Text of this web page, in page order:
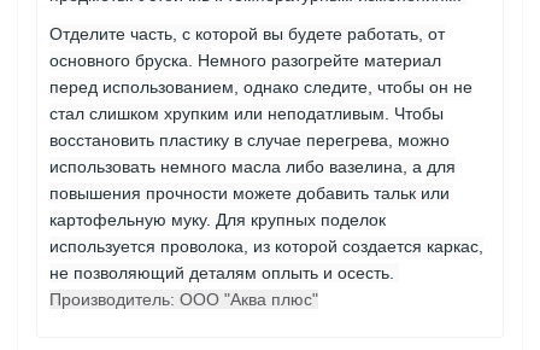
Отделите часть, с которой вы будете работать, от
основного бруска. Немного разогрейте материал
перед использованием, однако следите, чтобы он не
стал слишком хрупким или неподатливым. Чтобы
восстановить пластику в случае перегрева, можно
использовать немного масла либо вазелина, а для
повышения прочности можете добавить тальк или
картофельную муку. Для крупных поделок
используется проволока, из которой создается каркас,
не позволяющий деталям оплыть и осесть.
Производитель: ООО "Аква плюс"